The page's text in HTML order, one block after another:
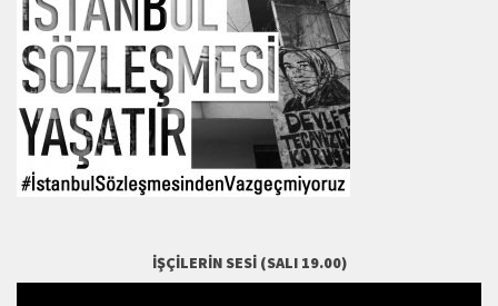
İŞÇILERIN SESI (SALI 19.00)